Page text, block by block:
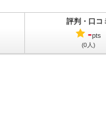
評判・口コ
-pts
(0人)